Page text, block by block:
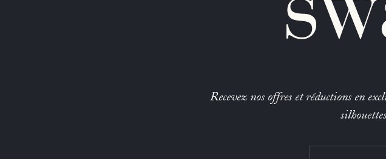
Recevez nos offres et réductions en